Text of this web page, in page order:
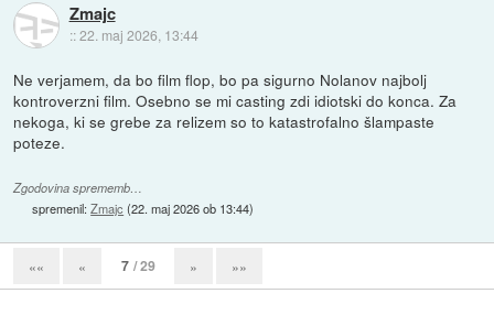
Zmajc
::22. maj 2026, 13:44
Ne verjamem, da bo film flop, bo pa sigurno Nolanov najbolj
kontroverzni film. Osebno se mi casting zdi idiotski do konca. Za
nekoga, ki se grebe za relizem so to katastrofalno šlampaste
poteze.
Zgodovina sprememb…
spremenil:Zmajc (22. maj 2026 ob 13:44)
«« « 7 / 29 » »»